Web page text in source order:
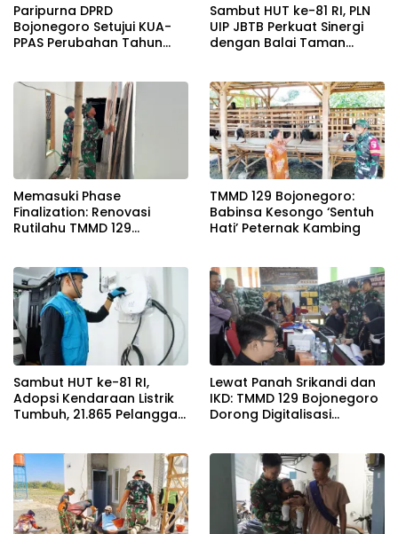
Paripurna DPRD
Bojonegoro Setujui KUA-
PPAS Perubahan Tahun
Sambut HUT ke-81 RI, PLN
UIP JBTB Perkuat Sinergi
dengan Balai Taman
SUTET 500 kV Paiton–
Watudodol/Kalipuro
Memasuki Phase
Finalization: Renovasi
Rutilahu TMMD 129
TMMD 129 Bojonegoro:
Babinsa Kesongo ‘Sentuh
Hati’ Peternak Kambing
Sambut HUT ke-81 RI,
Adopsi Kendaraan Listrik
Tumbuh, 21.865 Pelanggan
pada Semester I 2026
Lewat Panah Srikandi dan
IKD: TMMD 129 Bojonegoro
Dorong Digitalisasi